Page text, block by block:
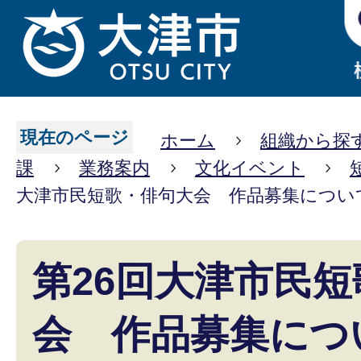
現在のページ ホーム
組織から探
課
業務案内 文化イベント
大津市民短歌・俳句大会 作品募集につい
第26回大津市民
会 作品募集につ